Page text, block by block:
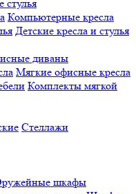
стулья
Компьютерные кресла
Детские кресла и стулья
диваны
Мягкие офисные кресла
Комплекты мягкой
Стеллажи
шкафы